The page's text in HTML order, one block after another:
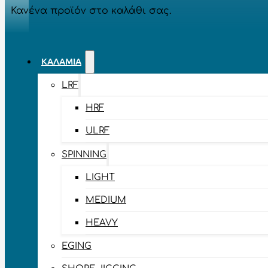
Κανένα προϊόν στο καλάθι σας.
ΚΑΛΆΜΙΑ
LRF
HRF
ULRF
SPINNING
LIGHT
MEDIUM
HEAVY
EGING